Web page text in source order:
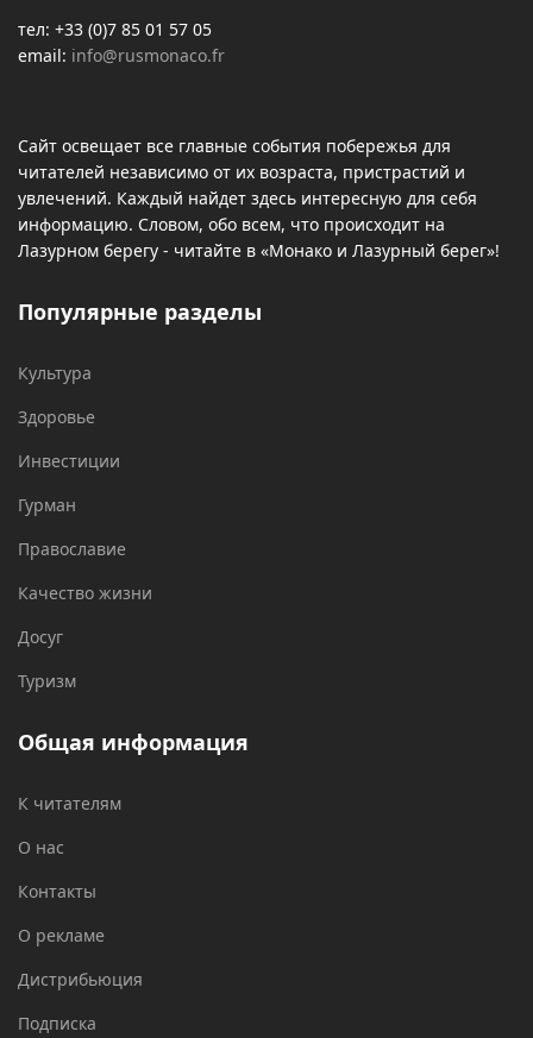
тел: +33 (0)7 85 01 57 05
email: info@rusmonaco.fr
Сайт освещает все главные события побережья для
читателей независимо от их возраста, пристрастий и
увлечений. Каждый найдет здесь интересную для себя
информацию. Словом, обо всем, что происходит на
Лазурном берегу - читайте в «Монако и Лазурный берег»!
Популярные разделы
Культура
Здоровье
Инвестиции
Гурман
Православие
Качество жизни
Досуг
Туризм
Общая информация
К читателям
О нас
Контакты
О рекламе
Дистрибьюция
Подписка